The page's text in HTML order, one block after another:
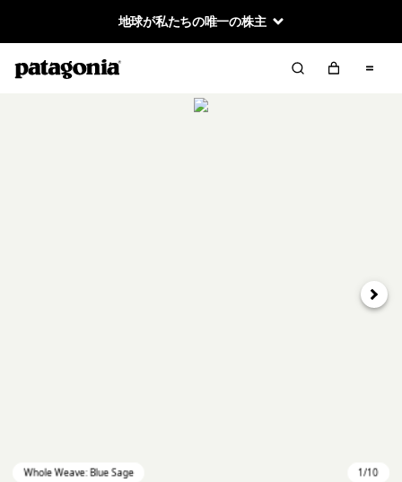
地球が私たちの唯一の株主
次へ